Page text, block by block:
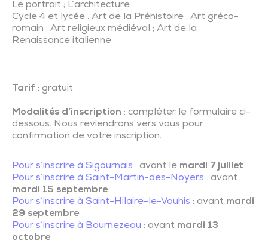
Le portrait ; L’architecture
Cycle 4 et lycée : Art de la Préhistoire ; Art gréco-
romain ; Art religieux médiéval ; Art de la
Renaissance italienne
Tarif : gratuit
Modalités d’inscription : compléter le formulaire ci-
dessous. Nous reviendrons vers vous pour
confirmation de votre inscription.
Pour s’inscrire à Sigournais : avant le mardi 7 juillet
Pour s’inscrire à Saint-Martin-des-Noyers : avant
mardi 15 septembre
Pour s’inscrire à Saint-Hilaire-le-Vouhis : avant mardi
29 septembre
Pour s’inscrire à Bournezeau : avant mardi 13
octobre